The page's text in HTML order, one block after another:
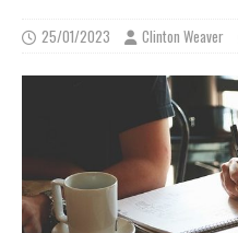
25/01/2023 Clinton Weaver